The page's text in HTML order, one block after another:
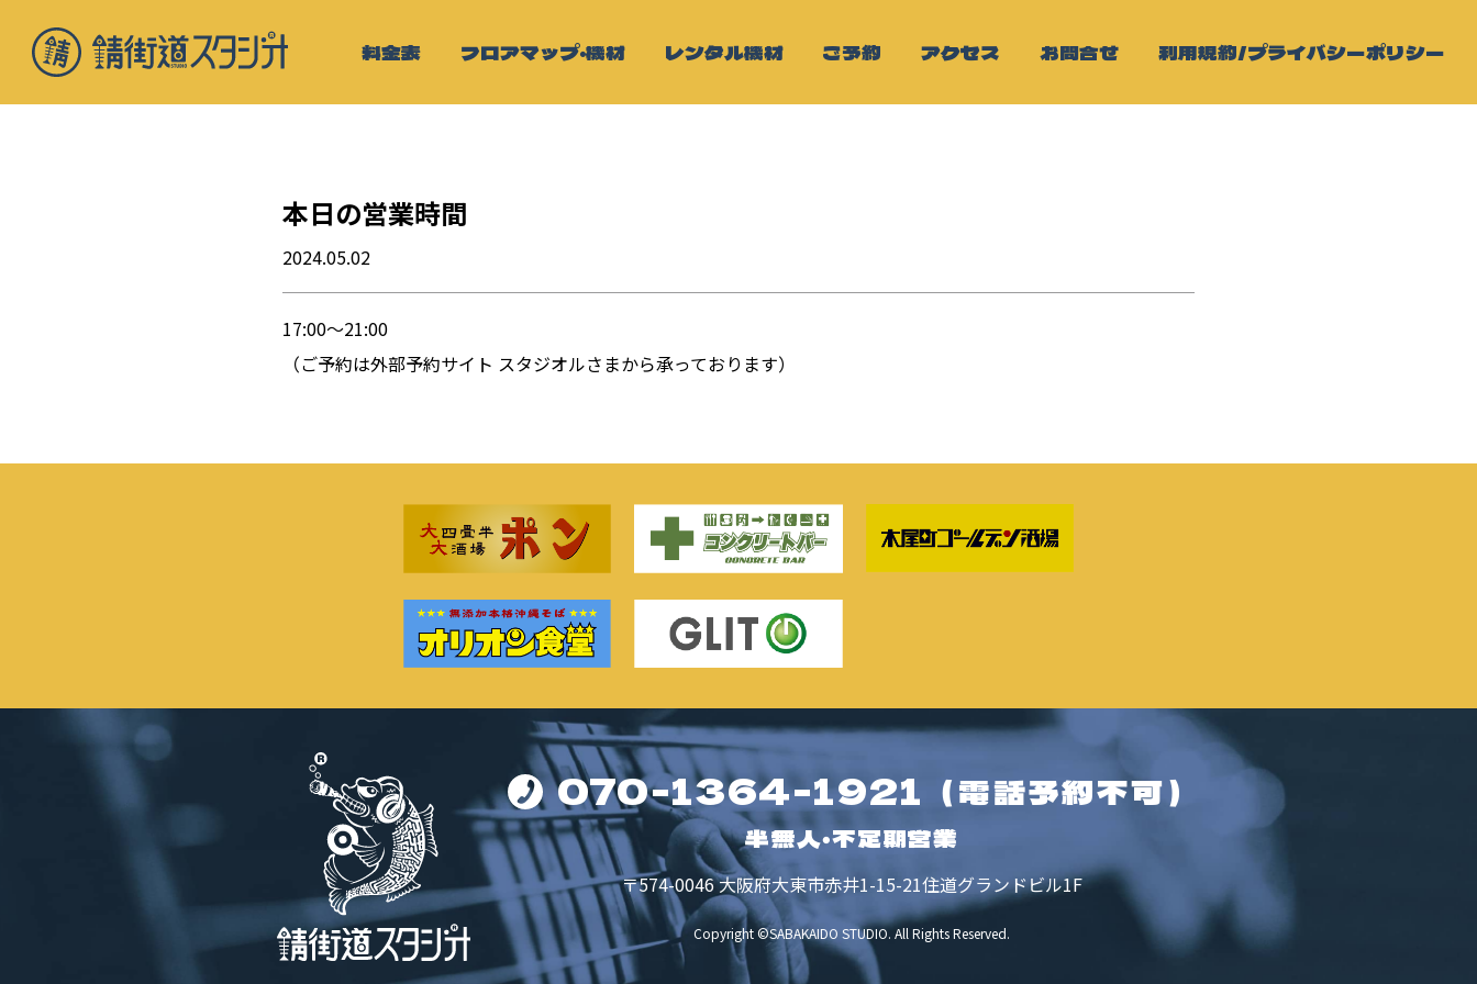
料金表 フロアマップ・機材 レンタル機材 ご予約 アクセス お問合せ 利用規約/プライバシーポリシー
本日の営業時間
2024.05.02
17:00〜21:00
（ご予約は外部予約サイト スタジオルさまから承っております）
070-1364-1921 （電話予約不可）
半無人・不定期営業
〒574-0046大阪府大東市赤井1-15-21住道グランドビル1F
Copyright ©SABAKAIDO STUDIO.All Rights Reserved.